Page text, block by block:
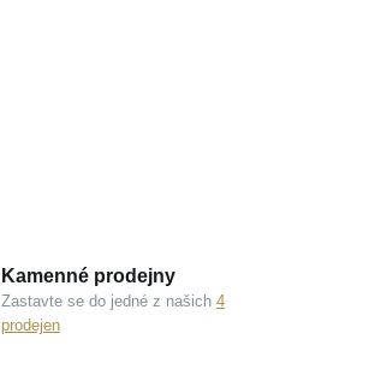
Kamenné prodejny
Zastavte se do jedné z našich 4
prodejen